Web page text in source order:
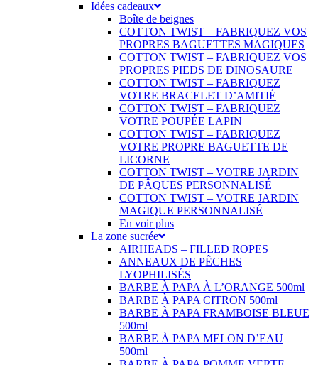
Idées cadeaux
Boîte de beignes
COTTON TWIST – FABRIQUEZ VOS
PROPRES BAGUETTES MAGIQUES
COTTON TWIST – FABRIQUEZ VOS
PROPRES PIEDS DE DINOSAURE
COTTON TWIST – FABRIQUEZ
VOTRE BRACELET D’AMITIÉ
COTTON TWIST – FABRIQUEZ
VOTRE POUPÉE LAPIN
COTTON TWIST – FABRIQUEZ
VOTRE PROPRE BAGUETTE DE
LICORNE
COTTON TWIST – VOTRE JARDIN
DE PÂQUES PERSONNALISÉ
COTTON TWIST – VOTRE JARDIN
MAGIQUE PERSONNALISÉ
En voir plus
La zone sucrée
AIRHEADS – FILLED ROPES
ANNEAUX DE PÊCHES
LYOPHILISÉS
BARBE À PAPA À L’ORANGE 500ml
BARBE À PAPA CITRON 500ml
BARBE À PAPA FRAMBOISE BLEUE
500ml
BARBE À PAPA MELON D’EAU
500ml